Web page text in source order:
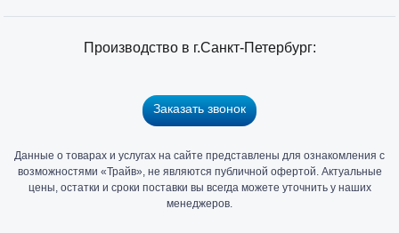
Производство в г.Санкт-Петербург:
Заказать звонок
Данные о товарах и услугах на сайте представлены для ознакомления с
возможностями «Трайв», не являются публичной офертой. Актуальные
цены, остатки и сроки поставки вы всегда можете уточнить у наших
менеджеров.
Главный